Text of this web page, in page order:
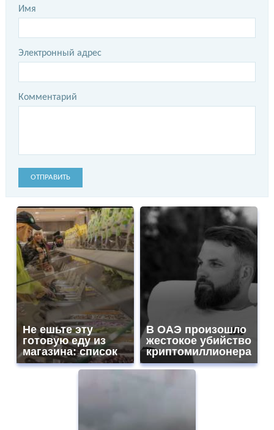
Имя
Электронный адрес
Комментарий
ОТПРАВИТЬ
Не ешьте эту
готовую еду из
магазина: список
В ОАЭ произошло
жестокое убийство
криптомиллионера